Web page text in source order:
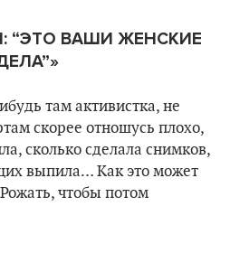
“ЭТО ВАШИ ЖЕНСКИЕ
там активистка, не
скорее отношусь плохо,
сколько сделала снимков,
выпила… Как это может
чтобы потом